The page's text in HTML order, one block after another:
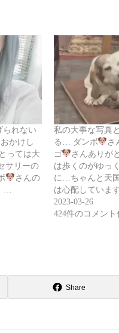
られない
かけし
っては大
サリーの
さんの
私の大事な写真
る… ダンボ
さ
ゴ
さんありが
は歩くのがゆっ
に…ちゃんと天
は心配していま
2023-03-26
424件のコメント
Share